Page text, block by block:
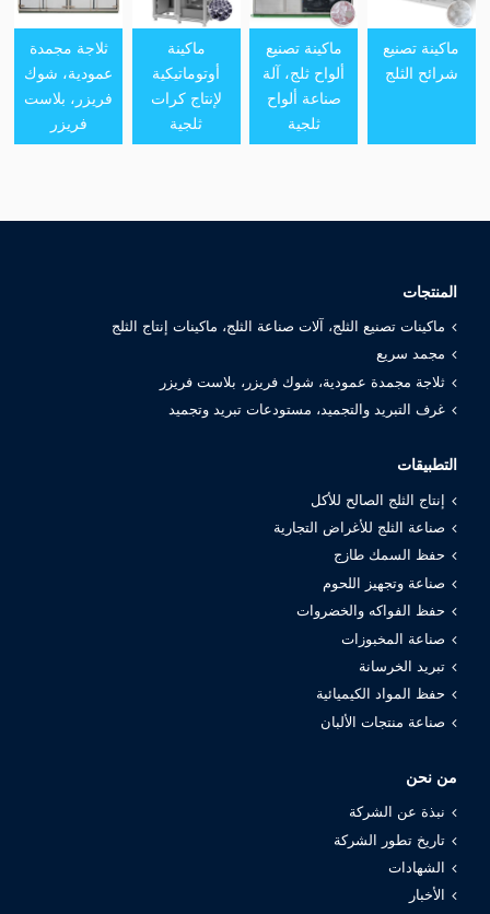
ماكينة تصنيع
شرائح الثلج
ماكينة تصنيع
ألواح ثلج، آلة
صناعة ألواح
ثلجية
ماكينة
أوتوماتيكية
لإنتاج كرات
ثلجية
ثلاجة مجمدة
عمودية، شوك
فريزر، بلاست
فريزر
المنتجات
ماكينات تصنيع الثلج، آلات صناعة الثلج، ماكينات إنتاج الثلج
مجمد سريع
ثلاجة مجمدة عمودية، شوك فريزر، بلاست فريزر
غرف التبريد والتجميد، مستودعات تبريد وتجميد
التطبيقات
إنتاج الثلج الصالح للأكل
صناعة الثلج للأغراض التجارية
حفظ السمك طازج
صناعة وتجهيز اللحوم
حفظ الفواكه والخضروات
صناعة المخبوزات
تبريد الخرسانة
حفظ المواد الكيميائية
صناعة منتجات الألبان
من نحن
نبذة عن الشركة
تاريخ تطور الشركة
الشهادات
الأخبار